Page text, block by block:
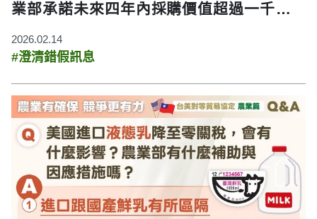
業部承諾未來四年內採購價值超過一千億美
只能說完全錯誤！
2026.02.14
#澄清錯假訊息